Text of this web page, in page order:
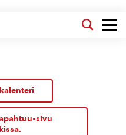
sivu